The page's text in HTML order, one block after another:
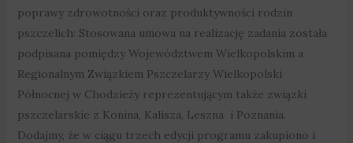
poprawy zdrowotności oraz produktywności rodzin
pszczelich: Stosowana umowa na realizację zadania została
podpisana pomiędzy Województwem Wielkopolskim a
Regionalnym Związkiem Pszczelarzy Wielkopolski
Północnej w Chodzieży reprezentującym także związki
pszczelarskie z Konina, Kalisza, Leszna i Poznania.
Dodajmy, że w ciągu trzech edycji programu zakupiono i